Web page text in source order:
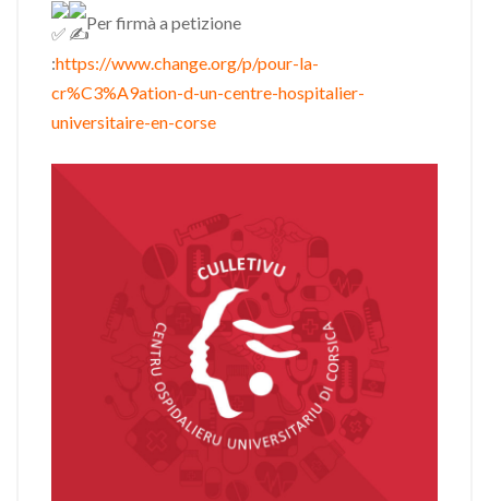
Per firmà a petizione
:https://www.change.org/p/pour-la-
cr%C3%A9ation-d-un-centre-hospitalier-
universitaire-en-corse